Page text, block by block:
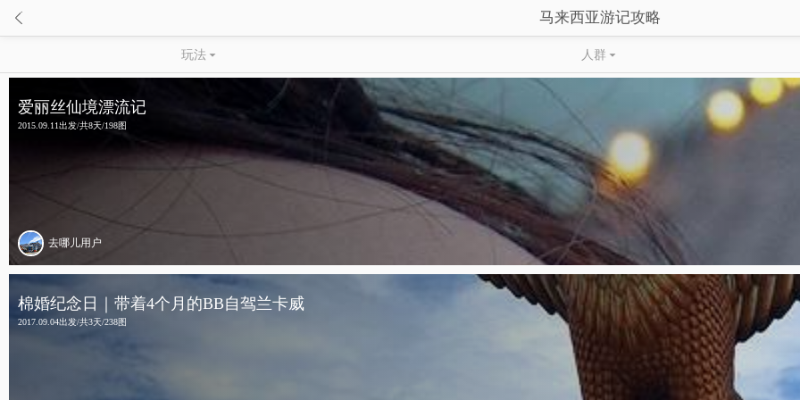
 马来西亚游记攻略
玩法  人群 
爱丽丝仙境漂流记
2015.09.11出发/共8天/198图
去哪儿用户
棉婚纪念日｜带着4个月的BB自驾兰卡威
2017.09.04出发/共3天/238图